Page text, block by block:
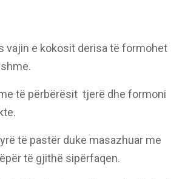
vajin e kokosit derisa të formohet
të përbërësit tjerë dhe formoni
të pastër duke masazhuar me
të gjithë sipërfaqen.